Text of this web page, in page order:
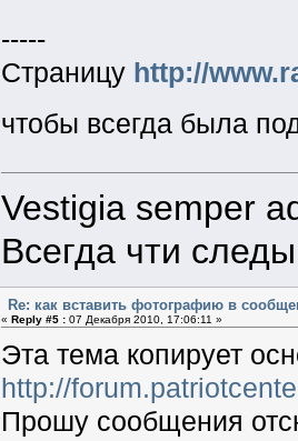
-----
Страницу http://
чтобы всегда была
Vestigia semper
Всегда чти
Re: как вставить фотографию в
« Reply #5 :07 Декабря 2010, 17:06:11 »
Эта тема копирует
http://
Прошу сообщения